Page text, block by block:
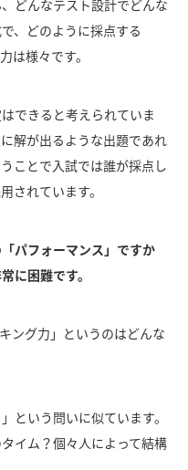
どんなテスト設計でどんな
、どのように採点する
は様々です。
できると考えられていま
解が出るような出題であれ
ことで入試では誰が採点し
されています。
パフォーマンス」ですか
に困難です。
ング力」というのはどんな
という問いに似ています。
イム？個々人によって結構